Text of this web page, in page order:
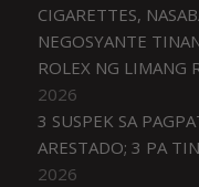
CIGARETTES,
NEGOSYANTE
ROLEX NG LIMANG
2026
3 SUSPEK SA
ARESTADO; 3 PA
2026